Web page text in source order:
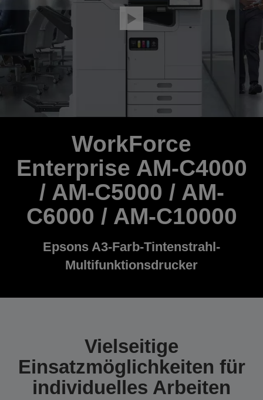
WorkForce
Enterprise AM-C4000
/ AM-C5000 / AM-
C6000 / AM-C10000
Epsons A3-Farb-Tintenstrahl-
Multifunktionsdrucker
Vielseitige
Einsatzmöglichkeiten für
individuelles Arbeiten